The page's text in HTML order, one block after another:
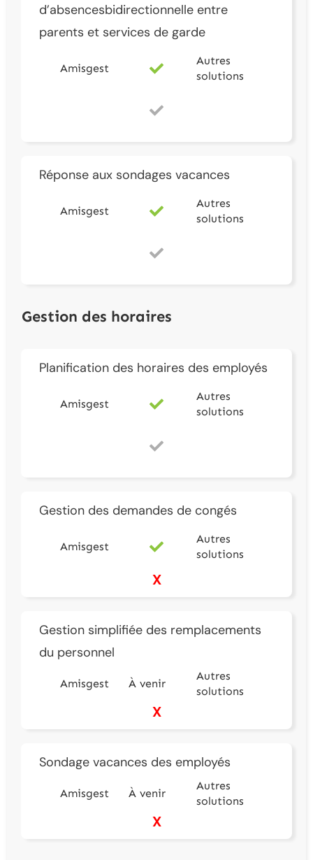
d’absencesbidirectionnelle entre
parents et services de garde
Amisgest
Autres
solutions
Réponse aux sondages vacances
Amisgest
Autres
solutions
Gestion des horaires
Planification des horaires des employés
Amisgest
Autres
solutions
Gestion des demandes de congés
Amisgest
Autres
solutions
X
Gestion simplifiée des remplacements
du personnel
Amisgest À venir
Autres
solutions
X
Sondage vacances des employés
Amisgest À venir
Autres
solutions
X